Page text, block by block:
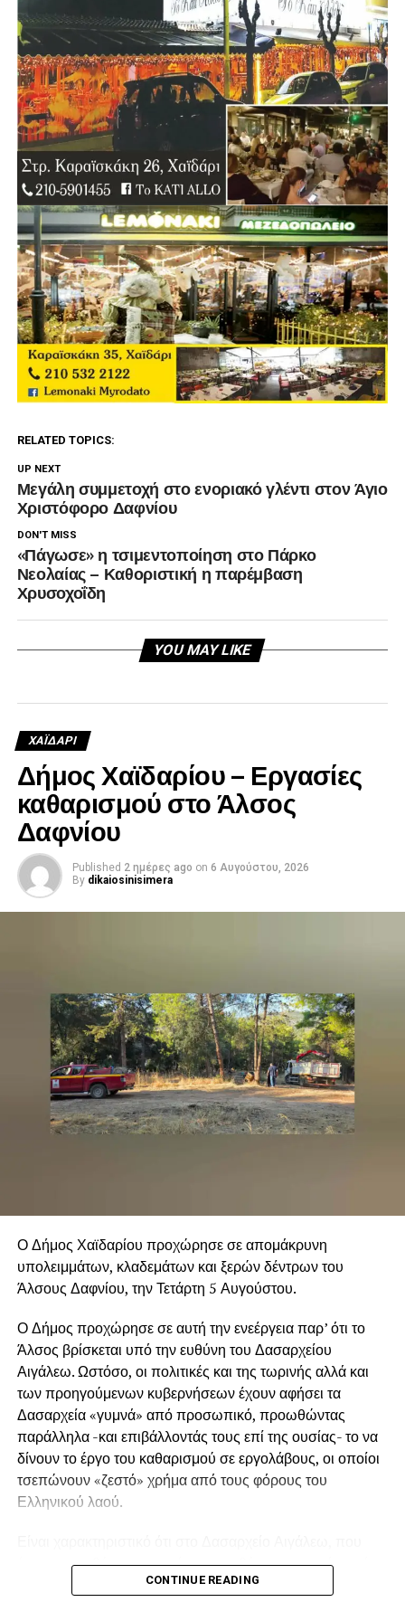
RELATED TOPICS:
UP NEXT
Μεγάλη συμμετοχή στο ενοριακό γλέντι στον Άγιο
Χριστόφορο Δαφνίου
DON'T MISS
«Πάγωσε» η τσιμεντοποίηση στο Πάρκο
Νεολαίας – Καθοριστική η παρέμβαση
Χρυσοχοΐδη
YOU MAY LIKE
ΧΑΪΔΑΡΙ
Δήμος Χαϊδαρίου – Εργασίες
καθαρισμού στο Άλσος
Δαφνίου
Published 2 ημέρες ago on 6 Αυγούστου, 2026
By dikaiosinisimera
Ο Δήμος Χαϊδαρίου προχώρησε σε απομάκρυνη
υπολειμμάτων, κλαδεμάτων και ξερών δέντρων του
Άλσους Δαφνίου, την Τετάρτη 5 Αυγούστου.
Ο Δήμος προχώρησε σε αυτή την ενεέργεια παρ’ ότι το
Άλσος βρίσκεται υπό την ευθύνη του Δασαρχείου
Αιγάλεω. Ωστόσο, οι πολιτικές και της τωρινής αλλά και
των προηγούμενων κυβερνήσεων έχουν αφήσει τα
Δασαρχεία «γυμνά» από προσωπικό, προωθώντας
παράλληλα -και επιβάλλοντάς τους επί της ουσίας- το να
δίνουν το έργο του καθαρισμού σε εργολάβους, οι οποίοι
τσεπώνουν «ζεστό» χρήμα από τους φόρους του
Ελληνικού λαού.
έχει στην ευθύνη του μια έκταση ευθύνης που φτάνει μέχρι
το Πόρτο Γερμενό, δεν υπάρχει ούτε ένας μόνιμος
CONTINUE READING